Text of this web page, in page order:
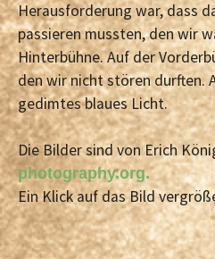
Herausforderung war, dass
passieren mussten, den wir
Hinterbühne. Auf der
den wir nicht stören durften.
gedimtes blaues Licht.
Die Bilder sind von Erich
photography.org.
Ein Klick auf das Bild